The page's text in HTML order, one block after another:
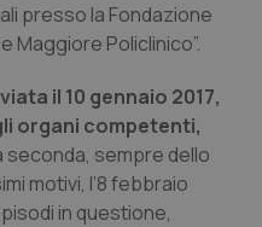
presso la Fondazione
Maggiore Policlinico”.
il 10 gennaio 2017,
organi competenti,
seconda, sempre dello
motivi, l’8 febbraio
in questione,